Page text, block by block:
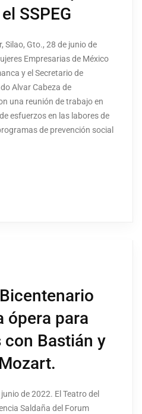
SSPEG
Silao, Gto., 28 de junio de
Empresarias de México
y el Secretario de
Alvar Cabeza de
una reunión de trabajo en
esfuerzos en las labores de
de prevención social
ópera para
Bastián y
de 2022. El Teatro del
Saldaña del Forum